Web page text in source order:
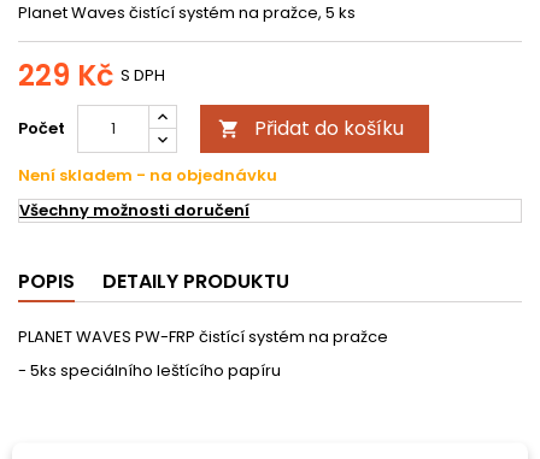
Planet Waves čistící systém na pražce, 5 ks
229 Kč S DPH
Počet  Přidat do košíku
Není skladem - na objednávku
Všechny možnosti doručení
POPIS DETAILY PRODUKTU
PLANET WAVES PW-FRP čistící systém na pražce
- 5ks speciálního leštícího papíru